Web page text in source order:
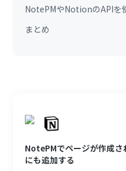
NotePMやNotionのAPIを
まとめ
NotePMでページが作成
にも追加する